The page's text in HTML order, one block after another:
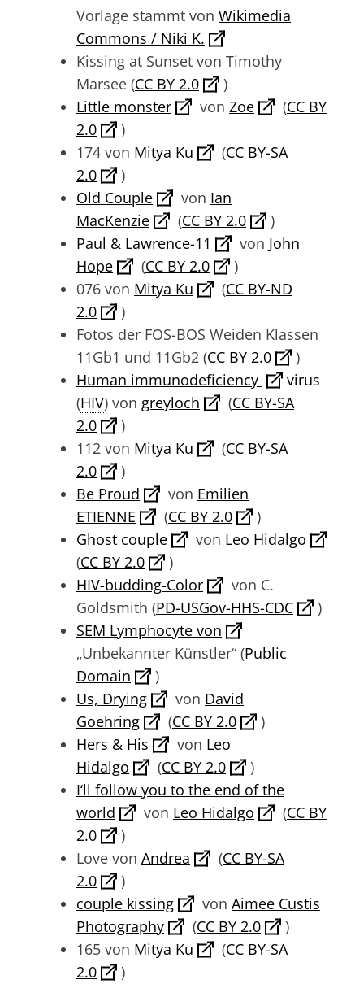
Vorlage stammt von Wikimedia
Commons / Niki K.
Kissing at Sunset von Timothy
Marsee (CC BY 2.0
)
Little monster
von Zoe (CC BY
2.0
)
174 von Mitya Ku (CC BY-SA
2.0
)
Old Couple
von Ian
MacKenzie
(CC BY 2.0
)
Paul & Lawrence-11
von John
Hope
(CC BY 2.0
)
076 von Mitya Ku (CC BY-ND
2.0
)
Fotos der FOS-BOS Weiden Klassen
11Gb1 und 11Gb2 (CC BY 2.0
)
Human immunodeficiency
virus
(HIV) von greyloch (CC BY-SA
2.0
)
112 von Mitya Ku (CC BY-SA
2.0
)
Be Proud
von Emilien
ETIENNE
(CC BY 2.0
)
Ghost couple
von Leo Hidalgo
(CC BY 2.0
)
HIV-budding-Color
von C.
Goldsmith (PD-USGov-HHS-CDC
)
SEM Lymphocyte von
„Unbekannter Künstler“ (Public
Domain
)
Us, Drying
von David
Goehring
(CC BY 2.0
)
Hers & His
von Leo
Hidalgo
(CC BY 2.0
)
I‘ll follow you to the end of the
world
von Leo Hidalgo (CC BY
2.0
)
Love von Andrea (CC BY-SA
2.0
)
couple kissing
von Aimee Custis
Photography
(CC BY 2.0
)
165 von Mitya Ku (CC BY-SA
2.0
)